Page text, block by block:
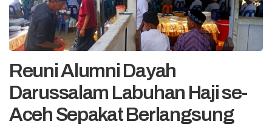
Reuni Alumni Dayah
Darussalam Labuhan Haji se-
Aceh Sepakat Berlangsung